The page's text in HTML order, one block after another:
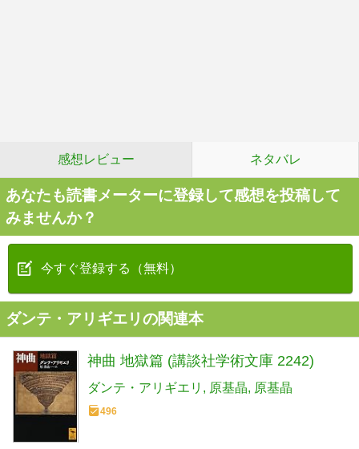
感想レビュー ネタバレ
あなたも読書メーターに登録して感想を投稿して
みませんか？
今すぐ登録する（無料）
ダンテ・アリギエリの関連本
神曲 地獄篇 (講談社学術文庫 2242)
ダンテ・アリギエリ 原基晶 原基晶
496